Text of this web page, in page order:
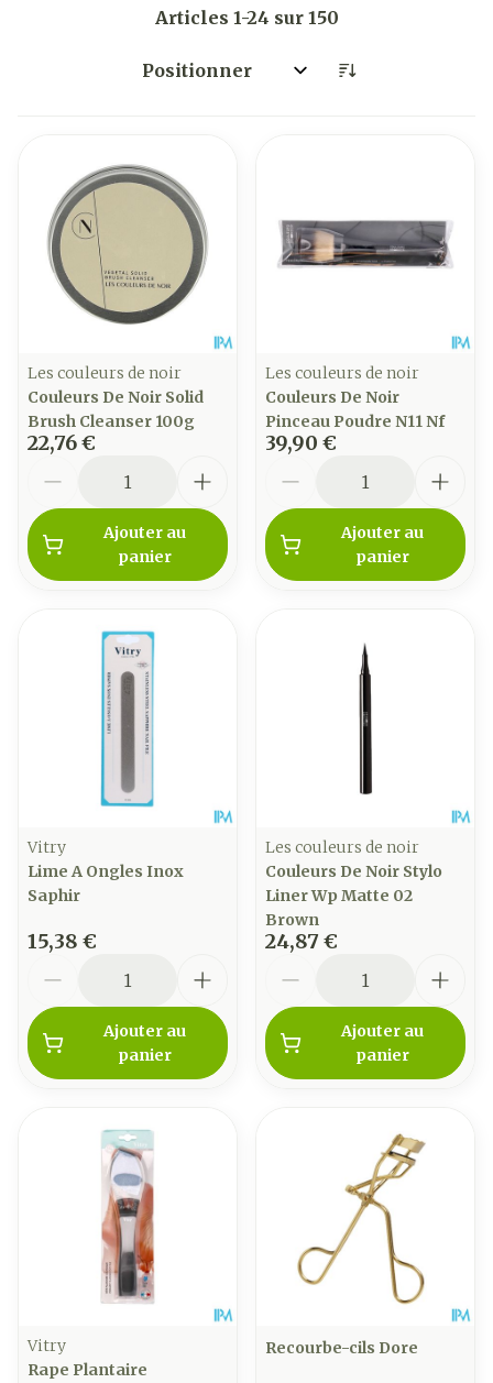
Articles 1-24 sur 150
Trier par:
Les couleurs de noir
Couleurs De Noir Solid
Brush Cleanser 100g
22,76 €
Ajouter au
panier
Les couleurs de noir
Couleurs De Noir
Pinceau Poudre N11 Nf
39,90 €
Ajouter au
panier
Vitry
Lime A Ongles Inox
Saphir
15,38 €
Ajouter au
panier
Les couleurs de noir
Couleurs De Noir Stylo
Liner Wp Matte 02
Brown
24,87 €
Ajouter au
panier
Vitry
Rape Plantaire
Recourbe-cils Dore